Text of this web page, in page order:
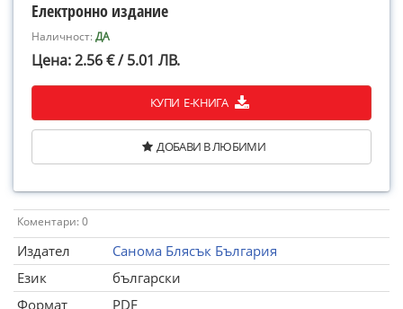
Електронно издание
Наличност:ДА
Цена: 2.56 € / 5.01 ЛВ.
КУПИ Е-КНИГА
ДОБАВИ В ЛЮБИМИ
Коментари: 0
Издател
Санома Блясък България
Език
български
Формат
PDF